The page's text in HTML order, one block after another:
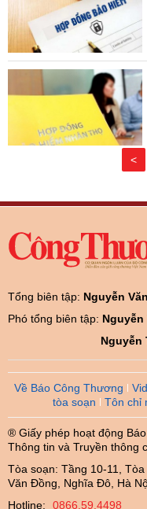
<
Tổng biên tập: Nguyễn
Phó tổng biên tập:
Nguyễn
Về Báo Công Thương
tòa soạn
Tôn chỉ
® Giấy phép hoạt động
Thông tin và Truyền thông
Tòa soạn: Tầng 10-11,
Văn Đồng, Nghĩa Đô, Hà
Hotline:
0866.59.4498